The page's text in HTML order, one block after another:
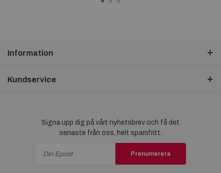
Information
Kundservice
Signa upp dig på vårt nyhetsbrev och få det
senaste från oss, helt spamfritt.
Prenumerera